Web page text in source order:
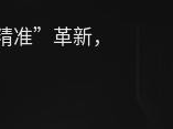
准”革新，